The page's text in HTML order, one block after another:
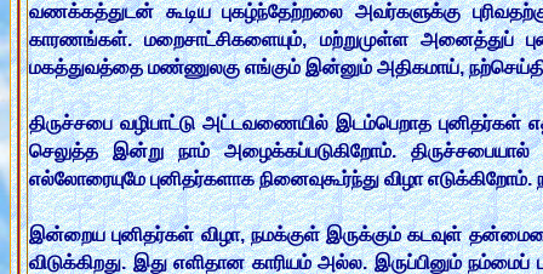
வணக்கத்துடன் கூடிய புகழ்ந்தேற்றலை அவர்களுக்கு
காரணங்கள். மறைசாட்சிகளையும், மற்றுமுள்ள அனைத்துப்
மகத்துவத்தை மண்ணுலகு எங்கும் இன்னும் அதிகமாய்,
திருச்சபை வழிபாட்டு அட்டவணையில் இடம்பெறாத
செலுத்த இன்று நாம் அழைக்கப்படுகிறோம். திருச்சபையால்
எல்லோரையுமே புனிதர்களாக நினைவுகூர்ந்து விழா
இன்றைய புனிதர்கள் விழா, நமக்குள் இருக்கும் கடவுள்
விடுக்கிறது. இது எளிதான காரியம் அல்ல. இருப்பினும்